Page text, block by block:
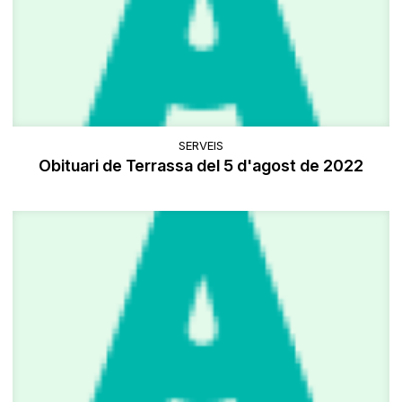
SERVEIS
Obituari de Terrassa del 5 d'agost de 2022